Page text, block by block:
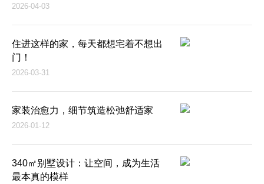
2026-04-03
住进这样的家，每天都想宅着不想出
门！
2026-03-31
家装治愈力，细节筑造松弛舒适家
2026-01-12
340㎡别墅设计：让空间，成为生活
最本真的模样